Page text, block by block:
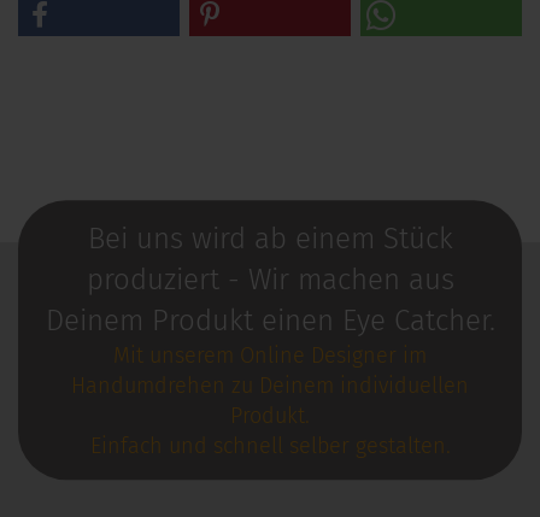
Bei uns wird ab einem Stück
produziert - Wir machen aus
Deinem Produkt einen Eye Catcher.
Mit unserem Online Designer im
Handumdrehen zu Deinem individuellen
Produkt.
Einfach und schnell selber gestalten.